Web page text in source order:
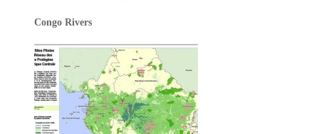
Congo Rivers